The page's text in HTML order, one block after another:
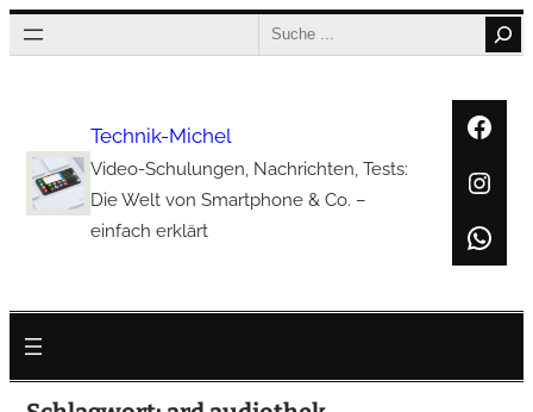
Zum
Inhalt
Search
Technik-Michel
Video-Schulungen, Nachrichten, Tests:
Die Welt von Smartphone & Co. –
einfach erklärt